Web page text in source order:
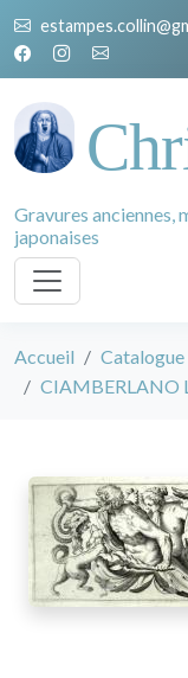
Gravures anciennes,
japonaises
Accueil Catalogue
CIAMBERLANO